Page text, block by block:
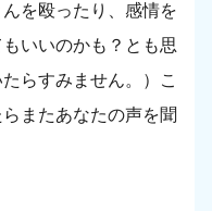
を殴ったり、感情を
いいのかも？とも思
らすみません。）こ
またあなたの声を聞